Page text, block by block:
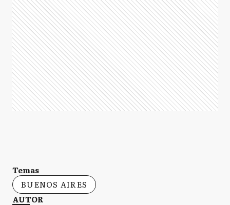
Temas
BUENOS AIRES
AUTOR